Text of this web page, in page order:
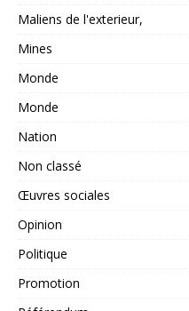
Maliens de l'exterieur,
Mines
Monde
Monde
Nation
Non classé
Œuvres sociales
Opinion
Politique
Promotion